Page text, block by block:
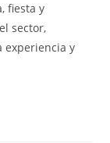
fiesta y
sector,
experiencia y